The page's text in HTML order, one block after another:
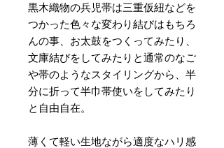
黒木織物の兵児帯は三重仮紐などを
つかった色々な変わり結びはもちろ
んの事、お太鼓をつくってみたり、
文庫結びをしてみたりと通常のなご
や帯のようなスタイリングから、半
分に折って半巾帯使いをしてみたり
と自由自在。
薄くて軽い生地ながら適度なハリ感